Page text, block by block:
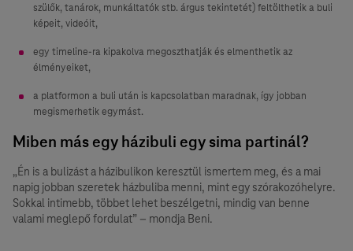
szülők, tanárok, munkáltatók stb. árgus tekintetét) feltölthetik a buli
képeit, videóit,
egy timeline-ra kipakolva megoszthatják és elmenthetik az
élményeiket,
a platformon a buli után is kapcsolatban maradnak, így jobban
megismerhetik egymást.
Miben más egy házibuli egy sima partinál?
„Én is a bulizást a házibulikon keresztül ismertem meg, és a mai
napig jobban szeretek házbuliba menni, mint egy szórakozóhelyre.
Sokkal intimebb, többet lehet beszélgetni, mindig van benne
valami meglepő fordulat” – mondja Beni.